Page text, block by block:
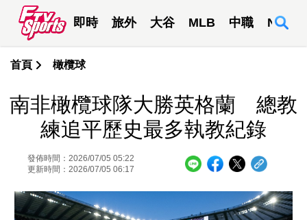
即時 旅外 大谷 MLB 中職 NBA
首頁 橄欖球
南非橄欖球隊大勝英格蘭 總教
練追平歷史最多執教紀錄
發佈時間：2026/07/05 05:22
更新時間：2026/07/05 06:17